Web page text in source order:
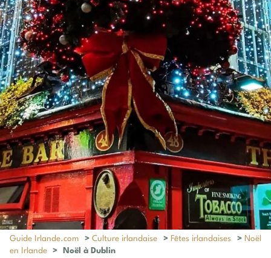
Guide Irlande.com >Culture irlandaise > Fêtes irlandaises > Noël
en Irlande
> Noël à Dublin